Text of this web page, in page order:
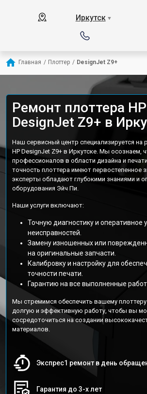
Иркутск ▼
Главная / Плоттер / DesignJet Z9+
Ремонт плоттера HP
DesignJet Z9+ в
Наш сервисный центр специализируется на
HP DesignJet Z9+ в Иркутске. Мы осознаем,
профессионалов в области дизайна и
точность плоттера имеют первостепенное
эксперты обладают глубокими знаниями и
оборудования Эйч Пи.
Наши услуги включают:
Точную диагностику и оперативное
неисправностей.
Замену изношенных или
на оригинальные запчасти.
Калибровку и настройку для
точности печати.
Гарантию на все выполненные
Мы стремимся обеспечить вашему плоттеру
долгую и эффективную работу, чтобы вы
сосредоточиться на создании
материалов.
Экспрес1 ремонт в день
Гарантия до 3-х лет